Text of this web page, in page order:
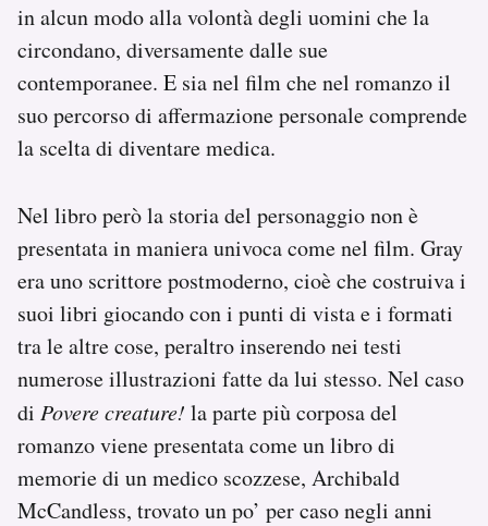
in alcun modo alla volontà degli uomini che la
circondano, diversamente dalle sue
contemporanee. E sia nel film che nel romanzo il
suo percorso di affermazione personale comprende
la scelta di diventare medica.
Nel libro però la storia del personaggio non è
presentata in maniera univoca come nel film. Gray
era uno scrittore postmoderno, cioè che costruiva i
suoi libri giocando con i punti di vista e i formati
tra le altre cose, peraltro inserendo nei testi
numerose illustrazioni fatte da lui stesso. Nel caso
di Povere creature! la parte più corposa del
romanzo viene presentata come un libro di
memorie di un medico scozzese, Archibald
McCandless, trovato un po’ per caso negli anni